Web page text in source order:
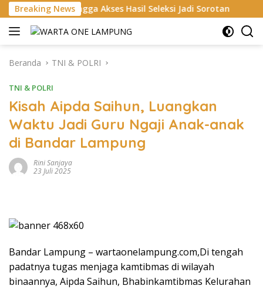
Langsung
ke
konten
Breaking News
Akses Hasil Seleksi Jadi Sorotan Tingkatkan
Beranda TNI & POLRI
TNI & POLRI
Kisah Aipda Saihun, Luangkan
Waktu Jadi Guru Ngaji Anak-anak
di Bandar Lampung
Rini Sanjaya
23 Juli 2025
Bandar Lampung – wartaonelampung.com,Di tengah
padatnya tugas menjaga kamtibmas di wilayah
binaannya, Aipda Saihun, Bhabinkamtibmas Kelurahan